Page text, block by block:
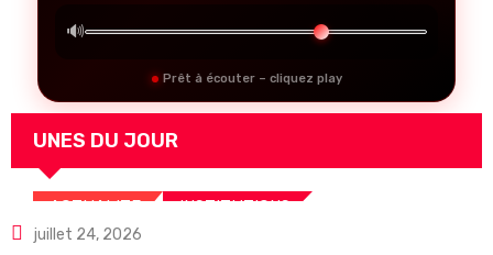
🔊
Prêt à écouter – cliquez play
UNES DU JOUR
ACTUALITE
INSTITUTIONS
INTERNATIONALE
juillet 24, 2026